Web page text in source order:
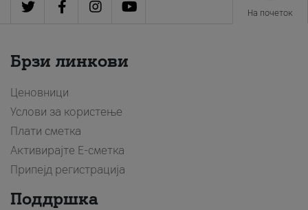
На почеток
Брзи линкови
Ценовници
Услови за користење
Плати сметка
Активирајте Е-сметка
Припејд регистрација
Поддршка